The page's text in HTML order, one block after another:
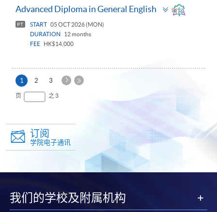
Advanced Diploma in General English
Toggle
panel
PT START 05 OCT 2026 (MON)
DURATION
12 months
FEE
HK$14,000
1 本
页
2 3
下
页 之 3
订阅
学院电子通讯
我们的学校及附属机构